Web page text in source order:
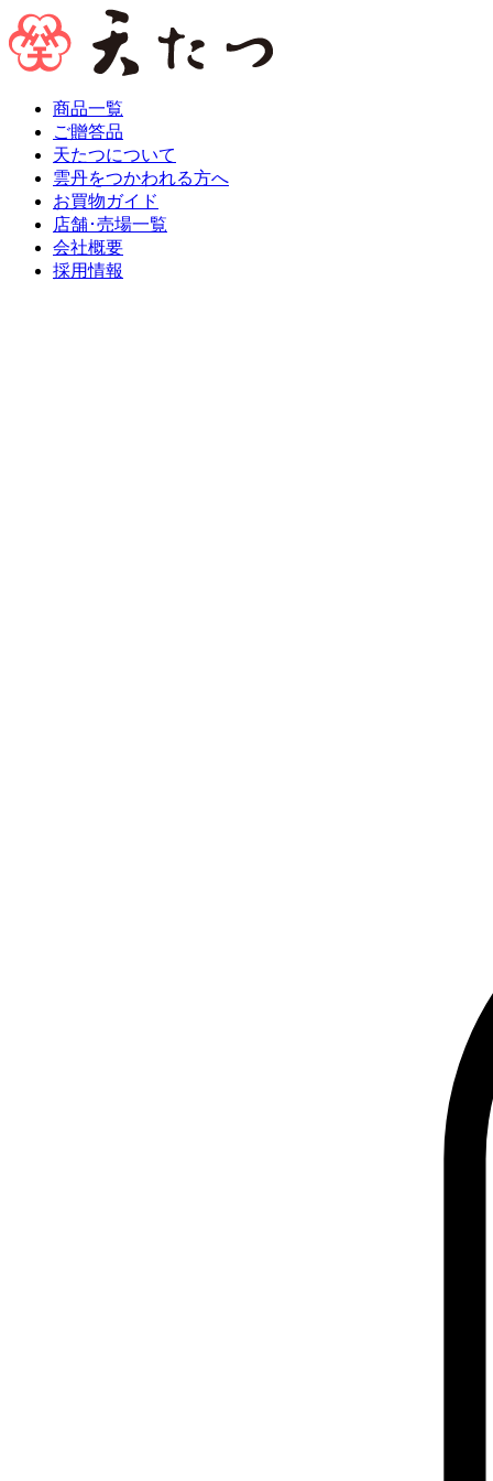
商品一覧
ご贈答品
天たつについて
雲丹をつかわれる方へ
お買物ガイド
店舗･売場一覧
会社概要
採用情報